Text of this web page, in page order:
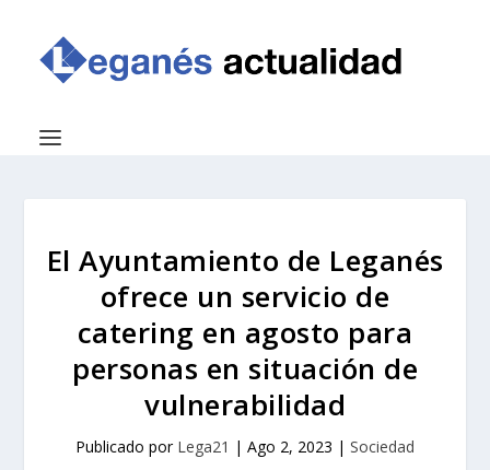
El Ayuntamiento de Leganés
ofrece un servicio de
catering en agosto para
personas en situación de
vulnerabilidad
Publicado por Lega21 | Ago 2, 2023 | Sociedad